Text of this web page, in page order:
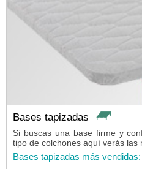
Bases tapizadas
Si buscas una base firme y
tipo de colchones aquí verás las
Bases tapizadas más vendidas: